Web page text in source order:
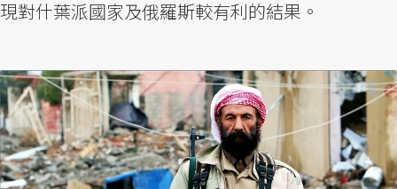
現對什葉派國家及俄羅斯較有利的結果。